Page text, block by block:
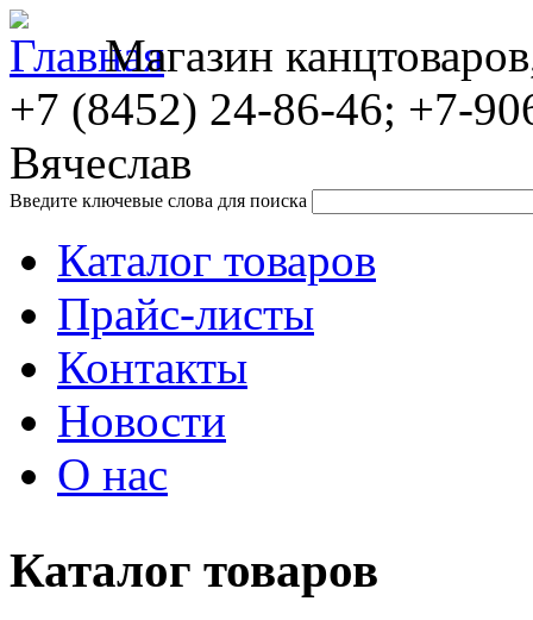
Магазин
+7 (8452) 24-86-46; +7-
Вячеслав
Введите ключевые слова для поиска
Каталог товаров
Прайс-листы
Контакты
Новости
О нас
Каталог товаров